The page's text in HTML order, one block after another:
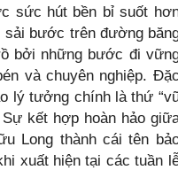
sức hút bền bỉ suốt
sải bước trên đường
bởi những bước đi
và chuyên nghiệp. Đặc
lý tưởng chính là thứ
kết hợp hoàn hảo
Long thành cái tên
xuất hiện tại các tuần